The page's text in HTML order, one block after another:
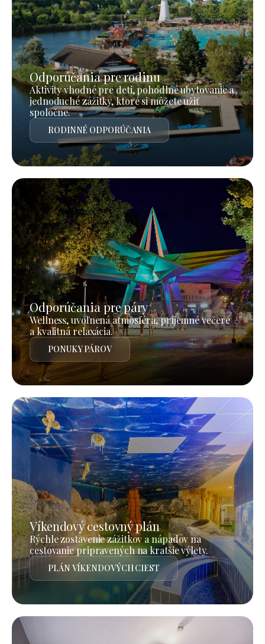
Odporúčania pre rodinu
Aktivity vhodné pre deti, pohodlné ubytovanie a
jednoduché zážitky, ktoré si môžete užiť
spoločne.
RODINNÉ ODPORÚČANIA
Odporúčania pre páry
Wellness, uvoľnená atmosféra, príjemné večere
a kvalitná relaxácia.
PONUKY PÁROV
Víkendový cestovný plán
Rýchle zostavenie zážitkov a nápadov na
cestovanie pripravených na kratšie výlety.
PLÁN VÍKENDOVÝCH CIEST